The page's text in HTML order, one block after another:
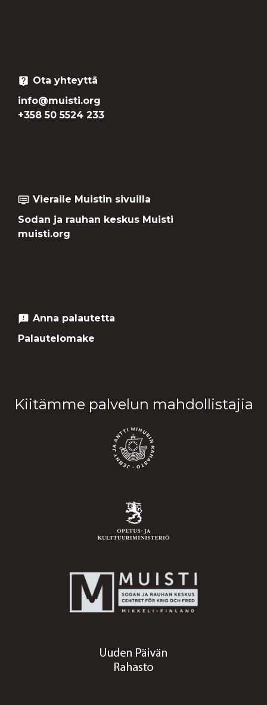
live_help Ota yhteyttä
info@muisti.org
+358 50 5524 233
dvr Vieraile Muistin sivuilla
Sodan ja rauhan keskus Muisti
muisti.org
feedback Anna palautetta
Palautelomake
Kiitämme palvelun mahdollistajia